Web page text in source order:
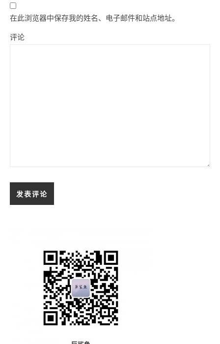
在此浏览器中保存我的姓名、电子邮件和站点地址。
评论